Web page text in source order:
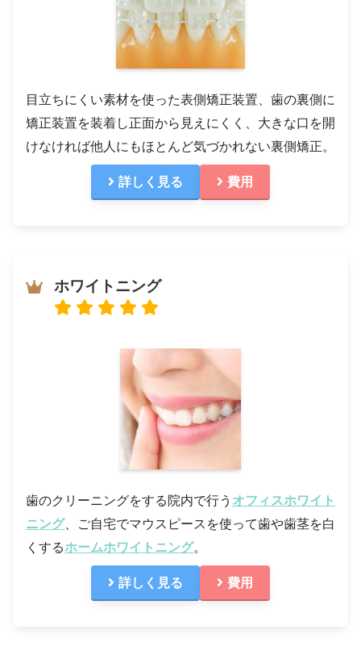
目立ちにくい素材を使った表側矯正装置、歯の裏側に
矯正装置を装着し正面から見えにくく、大きな口を開
けなければ他人にもほとんど気づかれない裏側矯正。
詳しく見る 費用
ホワイトニング
歯のクリーニングをする院内で行う オフィスホワイト
ニング、ご自宅でマウスピースを使って歯や歯茎を白
くするホームホワイトニング。
詳しく見る 費用